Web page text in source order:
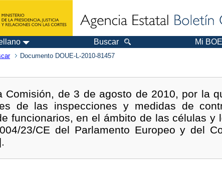
Buscar Mi BOE
Documento DOUE-L-2010-81457
Comisión, de 3 de agosto de 2010, por la
de las inspecciones y medidas de
funcionarios, en el ámbito de las células y
23/CE del Parlamento Europeo y del